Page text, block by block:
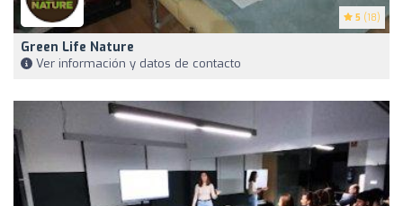
5 (18)
Green Life Nature
Ver información y datos de contacto